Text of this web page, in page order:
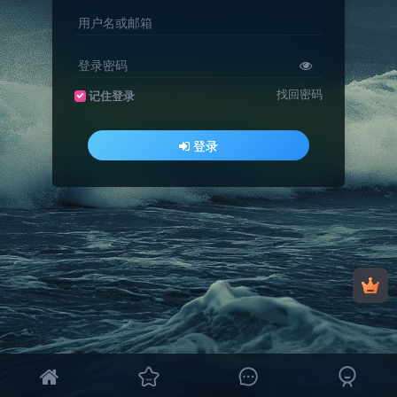
用户名或邮箱
登录密码
记住登录 找回密码
登录